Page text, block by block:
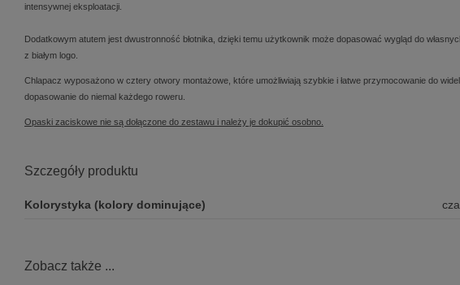
intensywnej eksploatacji.
Dodatkowym atutem jest dwustronność błotnika, dzięki temu użytkownik może dopasować wygląd do
z białym logo.
Chlapacz wyposażono w cztery otwory montażowe, które umożliwiają szybkie i łatwe przymocowanie do
dopasowanie do niemal każdego roweru.
Opaski zaciskowe nie są dołączone do zestawu i należy je dokupić osobno.
Szczegóły produktu
Kolorystyka (kolory dominujące)
Zobacz także ...